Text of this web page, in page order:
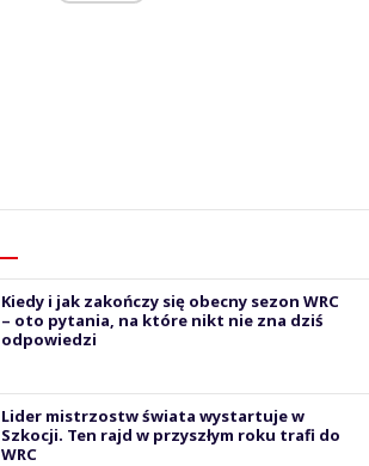
Kiedy i jak zakończy się obecny sezon WRC
– oto pytania, na które nikt nie zna dziś
odpowiedzi
Lider mistrzostw świata wystartuje w
Szkocji. Ten rajd w przyszłym roku trafi do
WRC